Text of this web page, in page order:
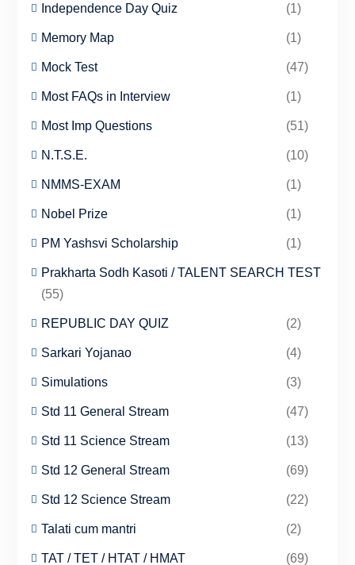
Independence Day Quiz (1)
Memory Map (1)
Mock Test (47)
Most FAQs in Interview (1)
Most Imp Questions (51)
N.T.S.E. (10)
NMMS-EXAM (1)
Nobel Prize (1)
PM Yashsvi Scholarship (1)
Prakharta Sodh Kasoti / TALENT SEARCH TEST
(55)
REPUBLIC DAY QUIZ (2)
Sarkari Yojanao (4)
Simulations (3)
Std 11 General Stream (47)
Std 11 Science Stream (13)
Std 12 General Stream (69)
Std 12 Science Stream (22)
Talati cum mantri (2)
TAT / TET / HTAT / HMAT (69)